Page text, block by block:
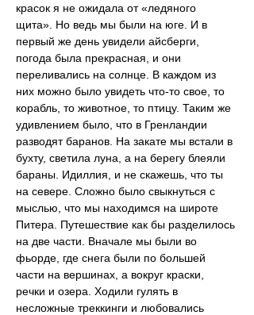
красок я не ожидала от «ледяного
щита». Но ведь мы были на юге. И в
первый же день увидели айсберги,
погода была прекрасная, и они
переливались на солнце. В каждом из
них можно было увидеть что-то свое, то
корабль, то животное, то птицу. Таким же
удивлением было, что в Гренландии
разводят баранов. На закате мы встали в
бухту, светила луна, а на берегу блеяли
бараны. Идиллия, и не скажешь, что ты
на севере. Сложно было свыкнуться с
мыслью, что мы находимся на широте
Питера. Путешествие как бы разделилось
на две части. Вначале мы были во
фьорде, где снега были по большей
части на вершинах, а вокруг краски,
речки и озера. Ходили гулять в
несложные треккинги и любовались